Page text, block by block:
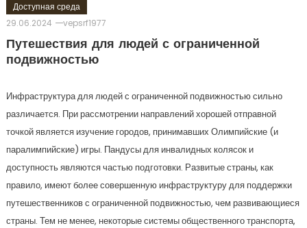
Доступная среда
29.06.2024
vepsrf1977
Путешествия для людей с ограниченной
подвижностью
Инфраструктура для людей с ограниченной подвижностью сильно
различается. При рассмотрении направлений хорошей отправной
точкой является изучение городов, принимавших Олимпийские (и
паралимпийские) игры. Пандусы для инвалидных колясок и
доступность являются частью подготовки. Развитые страны, как
правило, имеют более совершенную инфраструктуру для поддержки
путешественников с ограниченной подвижностью, чем развивающиеся
страны. Тем не менее, некоторые системы общественного транспорта,